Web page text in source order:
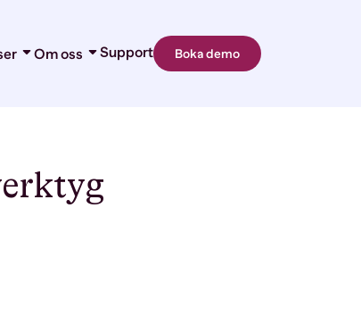
Om oss Support Boka demo